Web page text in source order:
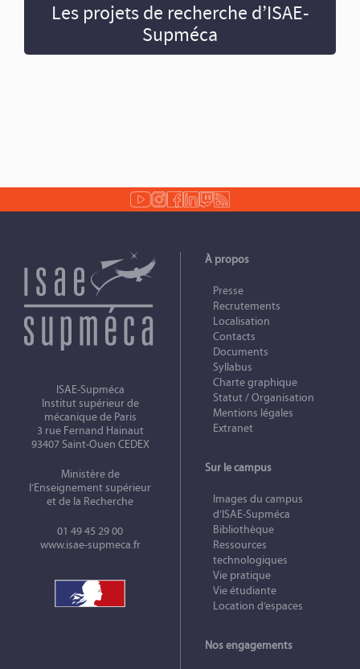
Les projets de recherche d’ISAE-
Supméca
ISAE-Supméca
Institut supérieur de
mécanique de Paris
3 rue Fernand Hainaut
93407 Saint-Ouen CEDEX
Ministère de
l’Enseignement supérieur
et de la Recherche
01 49 45 29 00
www.isae-supmeca.fr
À propos
Presse
Recrutements
Localisation
Contacts
Documents
Syllabus
Charte graphique
Statut / Organisation
Mentions légales
Extranet
Sur le campus
Images du campus
d’ISAE-Supméca
Bibliothèque
Ressources
technologiques
Vie pratique
Vie étudiante
Location d’espaces
Nos engagements